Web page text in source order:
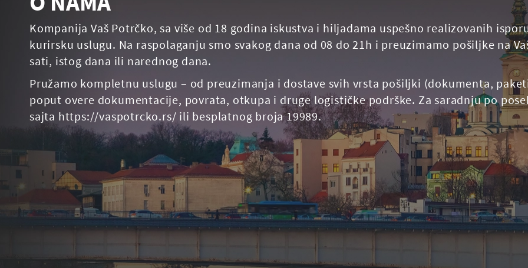
Kompanija Vaš Potrčko, sa više od 18 godina iskustva i hiljadama uspešno realizovanih
kurirsku uslugu. Na raspolaganju smo svakog dana od 08 do 21h i preuzimamo pošiljke na
sati, istog dana ili narednog dana.
Pružamo kompletnu uslugu – od preuzimanja i dostave svih vrsta pošiljki (dokumenta,
poput overe dokumentacije, povrata, otkupa i druge logističke podrške. Za saradnju po
sajta https://vaspotrcko.rs/ ili besplatnog broja 19989.